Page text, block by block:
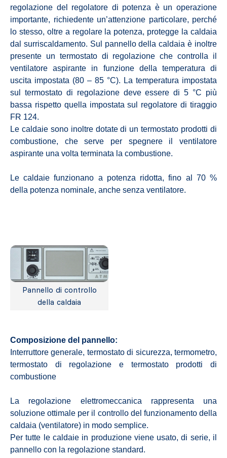
regolazione del regolatore di potenza è un operazione
importante, richiedente un’attenzione particolare, perché
lo stesso, oltre a regolare la potenza, protegge la caldaia
dal surriscaldamento. Sul pannello della caldaia è inoltre
presente un termostato di regolazione che controlla il
ventilatore aspirante in funzione della temperatura di
uscita impostata (80 – 85 °C). La temperatura impostata
sul termostato di regolazione deve essere di 5 °C più
bassa rispetto quella impostata sul regolatore di tiraggio
FR 124.
Le caldaie sono inoltre dotate di un termostato prodotti di
combustione, che serve per spegnere il ventilatore
aspirante una volta terminata la combustione.
Le caldaie funzionano a potenza ridotta, fino al 70 %
della potenza nominale, anche senza ventilatore.
Pannello di controllo
della caldaia
Composizione del pannello:
Interruttore generale, termostato di sicurezza, termometro,
termostato di regolazione e termostato prodotti di
combustione
La regolazione elettromeccanica rappresenta una
soluzione ottimale per il controllo del funzionamento della
caldaia (ventilatore) in modo semplice.
Per tutte le caldaie in produzione viene usato, di serie, il
pannello con la regolazione standard.